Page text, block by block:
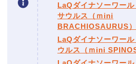
LaQダイナソーワー
サウルス（ｍini
BRACHIOSAURUS）
LaQダイナソーワー
ウルス（ｍini